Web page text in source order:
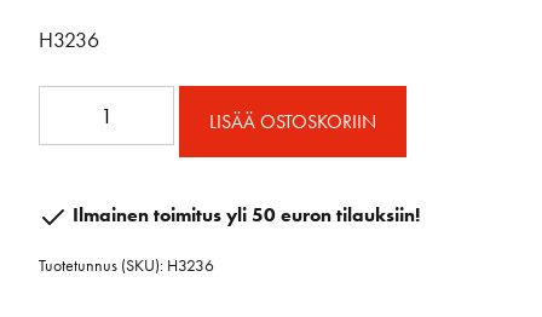
H3236
makaava
lukolla
LISÄÄ OSTOSKORIIN
Ilmainen toimitus yli 50 euron tilauksiin!
Tuotetunnus (SKU): H3236